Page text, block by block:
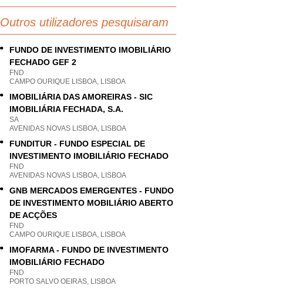
Outros utilizadores pesquisaram
FUNDO DE INVESTIMENTO IMOBILIÁRIO
FECHADO GEF 2
FND
CAMPO OURIQUE LISBOA, LISBOA
IMOBILIÁRIA DAS AMOREIRAS - SIC
IMOBILIÁRIA FECHADA, S.A.
SA
AVENIDAS NOVAS LISBOA, LISBOA
FUNDITUR - FUNDO ESPECIAL DE
INVESTIMENTO IMOBILIÁRIO FECHADO
FND
AVENIDAS NOVAS LISBOA, LISBOA
GNB MERCADOS EMERGENTES - FUNDO
DE INVESTIMENTO MOBILIÁRIO ABERTO
DE ACÇÕES
FND
CAMPO OURIQUE LISBOA, LISBOA
IMOFARMA - FUNDO DE INVESTIMENTO
IMOBILIÁRIO FECHADO
FND
PORTO SALVO OEIRAS, LISBOA